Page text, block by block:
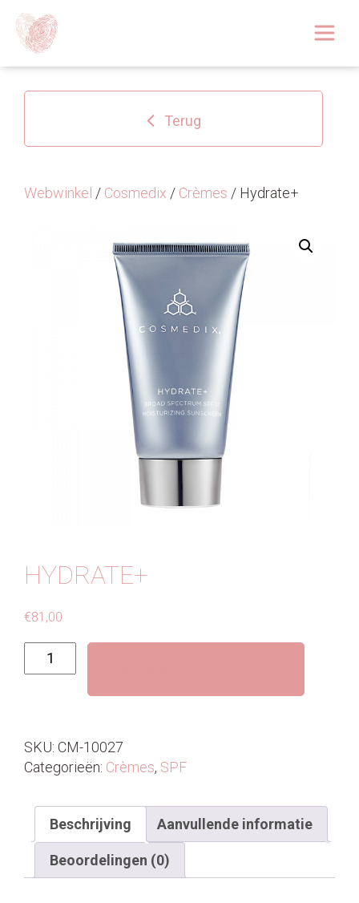
Over
Huidoplossingen
Blog
Webshop
Contact
Terug
Webwinkel / Cosmedix / Crèmes / Hydrate+
HYDRATE+
€81,00
Hydrate+
aantal
SKU: CM-10027
Categorieën: Crèmes, SPF
Beschrijving Aanvullende informatie
Beoordelingen (0)